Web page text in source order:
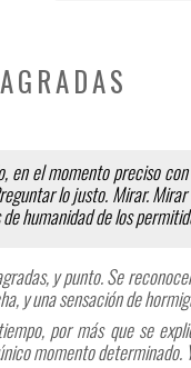
en el momento preciso
lo justo. Mirar.
humanidad de los
y punto. Se
y una sensación de
por más que se
momento determinado.